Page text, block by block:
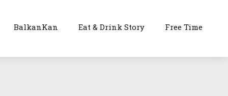
BalkanKan Eat & Drink Story Free Time